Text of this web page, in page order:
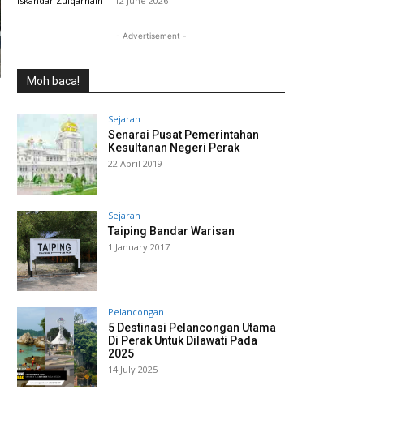
- Advertisement -
Moh baca!
Sejarah
Senarai Pusat Pemerintahan
Kesultanan Negeri Perak
22 April 2019
Sejarah
Taiping Bandar Warisan
1 January 2017
Pelancongan
5 Destinasi Pelancongan Utama
Di Perak Untuk Dilawati Pada
2025
14 July 2025